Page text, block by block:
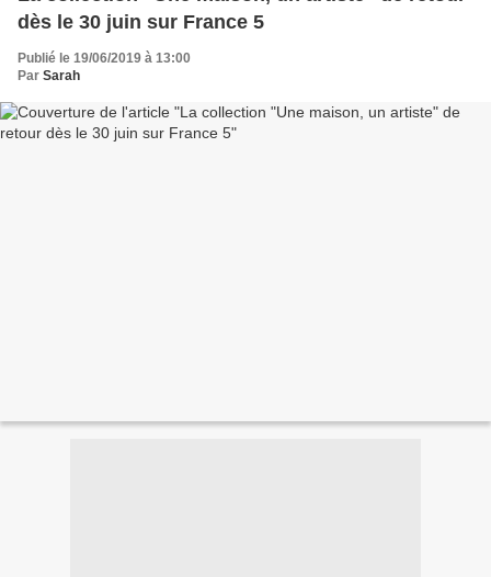
dès le 30 juin sur France 5
Publié le 19/06/2019 à 13:00
Par Sarah